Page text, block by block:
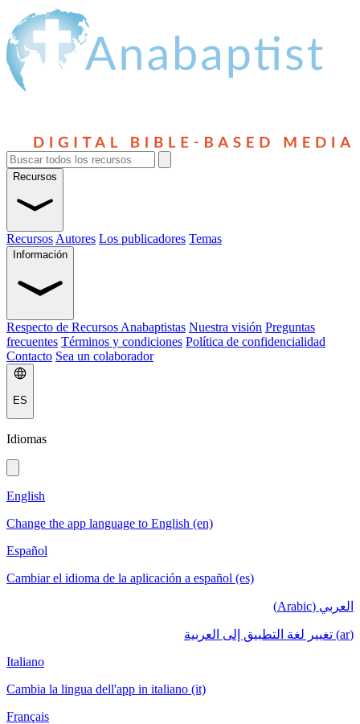
Recursos
Recursos Autores Los publicadores Temas
Información
Respecto de Recursos Anabaptistas Nuestra visión Preguntas
frecuentes Términos y condiciones Política de confidencialidad
Contacto Sea un colaborador
ES
Idiomas
English
Change the app language to English (en)
Español
Cambiar el idioma de la aplicación a español (es)
العربي (Arabic)
(ar) تغيير لغة التطبيق إلى العربية
Italiano
Cambia la lingua dell'app in italiano (it)
Français